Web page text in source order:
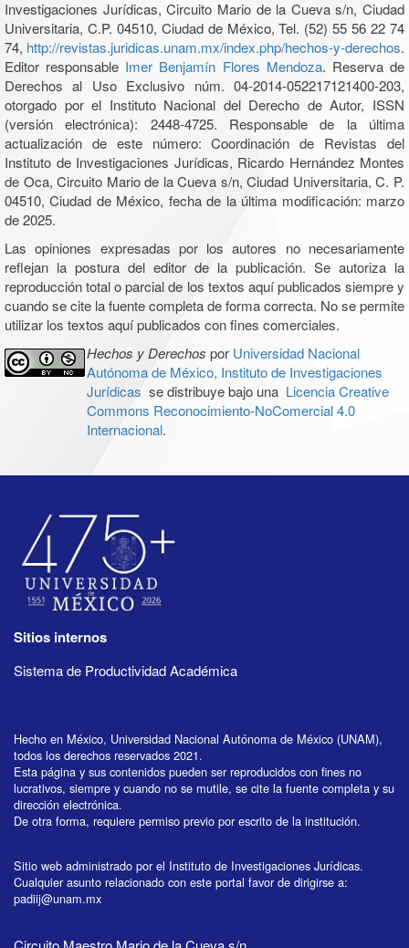
Investigaciones Jurídicas, Circuito Mario de la Cueva s/n, Ciudad
Universitaria, C.P. 04510, Ciudad de México, Tel. (52) 55 56 22 74
74, http://revistas.juridicas.unam.mx/index.php/hechos-y-derechos.
Editor responsable Imer Benjamín Flores Mendoza. Reserva de
Derechos al Uso Exclusivo núm. 04-2014-052217121400-203,
otorgado por el Instituto Nacional del Derecho de Autor, ISSN
(versión electrónica): 2448-4725. Responsable de la última
actualización de este número: Coordinación de Revistas del
Instituto de Investigaciones Jurídicas, Ricardo Hernández Montes
de Oca, Circuito Mario de la Cueva s/n, Ciudad Universitaria, C. P.
04510, Ciudad de México, fecha de la última modificación: marzo
de 2025.
Las opiniones expresadas por los autores no necesariamente
reflejan la postura del editor de la publicación. Se autoriza la
reproducción total o parcial de los textos aquí publicados siempre y
cuando se cite la fuente completa de forma correcta. No se permite
utilizar los textos aquí publicados con fines comerciales.
Hechos y Derechos por Universidad Nacional
Autónoma de México, Instituto de Investigaciones
Jurídicas se distribuye bajo una Licencia Creative
Commons Reconocimiento-NoComercial 4.0
Internacional.
Sitios internos
Sistema de Productividad Académica
Hecho en México, Universidad Nacional Autónoma de México (UNAM),
todos los derechos reservados 2021.
Esta página y sus contenidos pueden ser reproducidos con fines no
lucrativos, siempre y cuando no se mutile, se cite la fuente completa y su
dirección electrónica.
De otra forma, requiere permiso previo por escrito de la institución.
Sitio web administrado por el Instituto de Investigaciones Jurídicas.
Cualquier asunto relacionado con este portal favor de dirigirse a:
padiij@unam.mx